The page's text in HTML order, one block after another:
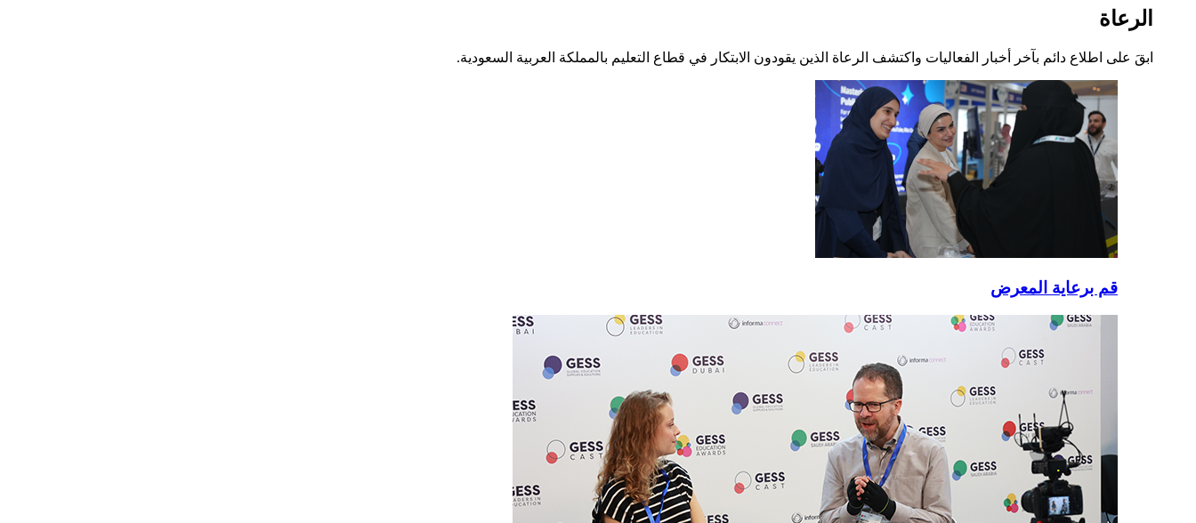
الرعاة
ابقَ على اطلاع دائم بآخر أخبار الفعاليات واكتشف الرعاة الذين يقودون الابتكار في قطاع التعليم بالمملكة العربية السعودية.
قم برعاية المعرض